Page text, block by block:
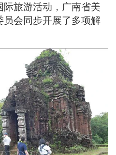
旅游活动，广南省美
会同步开展了多项解